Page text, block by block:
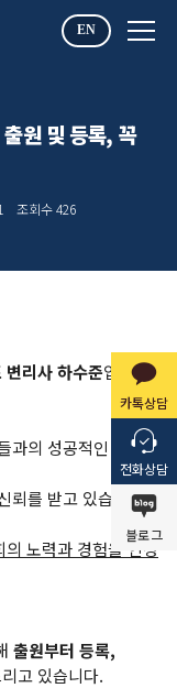
EN
카톡상담
전화상담
블로그
원 및 등록, 꼭
조회수426
변리사 하수준입니다.
과의 성공적인 협업을
뢰를 받고 있습니다.
의 노력과 경험을 인정
출원부터 등록,
고 있습니다.